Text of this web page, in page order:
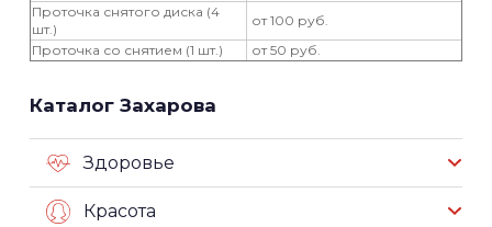
Проточка снятого диска (4
шт.)
от 100 руб.
Проточка со снятием (1 шт.)
от 50 руб.
Каталог Захарова
Здоровье
Красота